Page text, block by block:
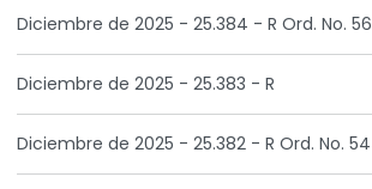
Diciembre de 2025 - 25.384 - R Ord. No. 56
Diciembre de 2025 - 25.383 - R
Diciembre de 2025 - 25.382 - R Ord. No. 54